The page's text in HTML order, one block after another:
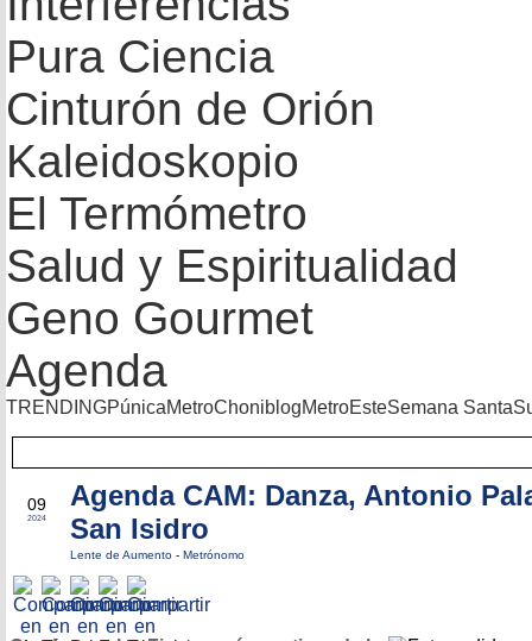
Pura Ciencia
Cinturón de Orión
Kaleidoskopio
El Termómetro
Salud y Espiritualidad
Geno Gourmet
Agenda
TRENDINGPúnicaMetroChoniblogMetroEsteSemana Santa
09
2024
Agenda CAM: Danza, Antonio
San Isidro
Lente de Aumento - Metrónomo